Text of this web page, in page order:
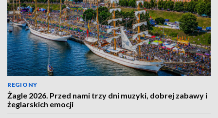
REGIONY
Żagle 2026. Przed nami trzy dni muzyki, dobrej zabawy i
żeglarskich emocji